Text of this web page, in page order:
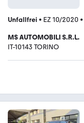
Unfallfrei • EZ 10/2020 •
MS AUTOMOBILI S.R.L.
IT-10143 TORINO